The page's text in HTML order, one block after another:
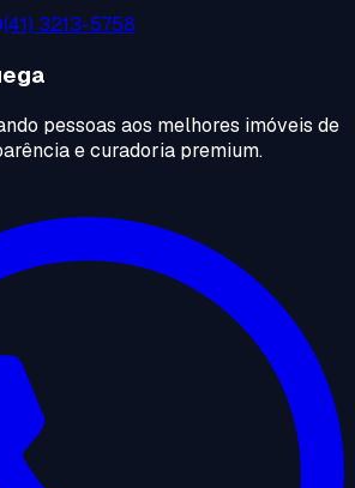
(41) 3213-5758
pessoas aos melhores imóveis de
e curadoria premium.